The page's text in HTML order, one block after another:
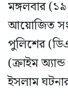
মঙ্গলবার
আয়োজিত
পুলিশের
(ক্রাইম
ইসলাম